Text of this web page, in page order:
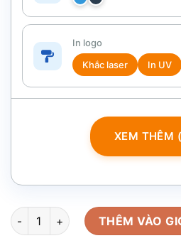
In logo
Khắc laser
In UV
XEM THÊM
Bộ giftset in logo gồm bình giữ
THÊM VÀO